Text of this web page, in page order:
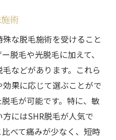
術
な脱毛施術を受けること
脱毛や光脱毛に加えて、
などがあります。これら
果に応じて選ぶことがで
毛が可能です。特に、敏
にはSHR脱毛が人気で
べて痛みが少なく、短時